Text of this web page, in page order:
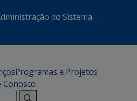
do Sistema
Programas e Projetos
Conosco